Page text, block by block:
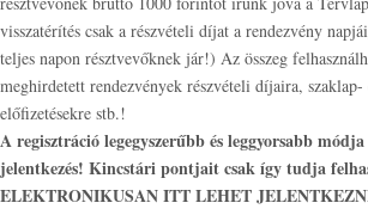
visszatérítés csak a részvételi díjat a rendezvény
teljes napon résztvevőknek jár!) Az összeg
meghirdetett rendezvények részvételi díjaira, szaklap-
előfizetésekre stb.!
A regisztráció legegyszerűbb és leggyorsabb
jelentkezés! Kincstári pontjait csak így tudja
ELEKTRONIKUSAN ITTLEHET